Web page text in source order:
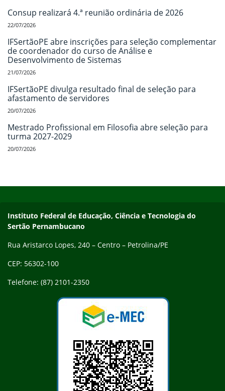
Consup realizará 4.ª reunião ordinária de 2026
22/07/2026
IFSertãoPE abre inscrições para seleção complementar
de coordenador do curso de Análise e
Desenvolvimento de Sistemas
21/07/2026
IFSertãoPE divulga resultado final de seleção para
afastamento de servidores
20/07/2026
Mestrado Profissional em Filosofia abre seleção para
turma 2027-2029
20/07/2026
Endereço
Instituto Federal de Educação, Ciência e Tecnologia do
Sertão Pernambucano
Rua Aristarco Lopes, 240 – Centro – Petrolina/PE
CEP: 56302-100
Telefone: (87) 2101-2350